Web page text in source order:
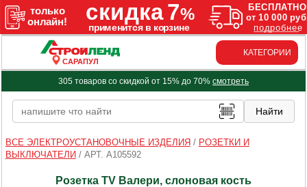
САРАПУЛ
КАТЕГОРИИ
305 товаров со скидкой от 15% до 70% смотреть
ВСЕ ЭЛЕКТРОУСТАНОВОЧНЫЕ ИЗДЕЛИЯ / РОЗЕТКИ И
ВЫКЛЮЧАТЕЛИ / АРТ. A105592
Розетка TV Валери, слоновая кость